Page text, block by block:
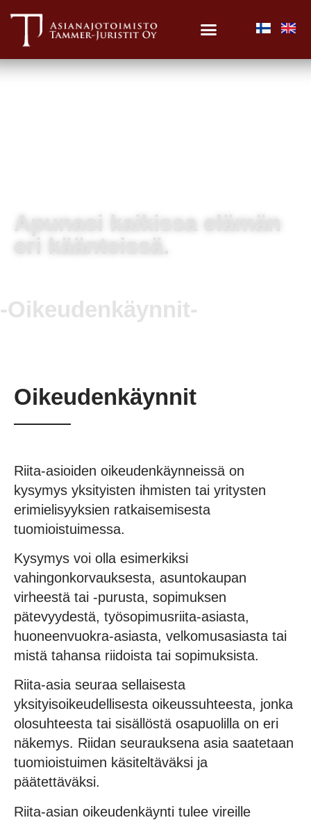
Apunasi kaikissa elämän
eri käänteissä.
-Oikeudenkäynnit-
Oikeudenkäynnit
Riita-asioiden oikeudenkäynneissä on
kysymys yksityisten ihmisten tai yritysten
erimielisyyksien ratkaisemisesta
tuomioistuimessa.
Kysymys voi olla esimerkiksi
vahingonkorvauksesta, asuntokaupan
virheestä tai -purusta, sopimuksen
pätevyydestä, työsopimusriita-asiasta,
huoneenvuokra-asiasta, velkomusasiasta tai
mistä tahansa riidoista tai sopimuksista.
Riita-asia seuraa sellaisesta
yksityisoikeudellisesta oikeussuhteesta, jonka
olosuhteesta tai sisällöstä osapuolilla on eri
näkemys. Riidan seurauksena asia saatetaan
tuomioistuimen käsiteltäväksi ja
päätettäväksi.
Riita-asian oikeudenkäynti tulee vireille